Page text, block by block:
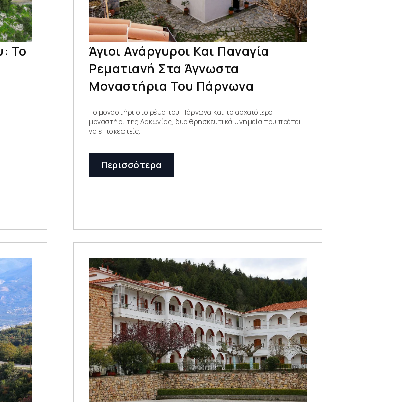
Το
Άγιοι Ανάργυροι Και Παναγία
Ρεματιανή Στα Άγνωστα
Μοναστήρια Του Πάρνωνα
Το μοναστήρι στο ρέμα του Πάρνωνα και το αρχαιότερο
μοναστήρι της Λακωνίας, δυο θρησκευτικά μνημεία που πρέπει
να επισκεφτείς.
Περισσότερα